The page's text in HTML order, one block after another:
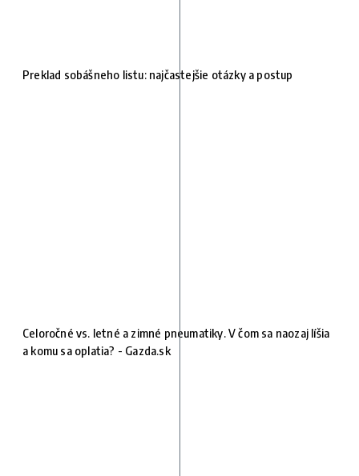
Preklad sobášneho listu: najčastejšie otázky a postup
Celoročné vs. letné a zimné pneumatiky. V čom sa naozaj líšia
a komu sa oplatia? - Gazda.sk